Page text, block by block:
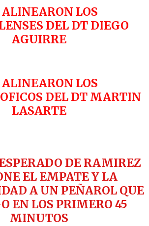
LOS
DEL DT DIEGO
AGUIRRE
LOS
DEL DT MARTIN
LASARTE
DE RAMIREZ
EL EMPATE Y LA
A UN PEÑAROL QUE
EN LOS PRIMERO 45
MINUTOS